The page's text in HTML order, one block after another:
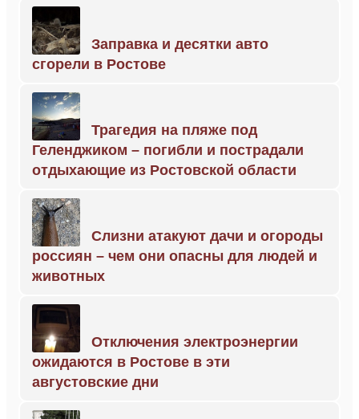
Заправка и десятки авто
сгорели в Ростове
Трагедия на пляже под
Геленджиком – погибли и пострадали
отдыхающие из Ростовской области
Слизни атакуют дачи и огороды
россиян – чем они опасны для людей и
животных
Отключения электроэнергии
ожидаются в Ростове в эти
августовские дни